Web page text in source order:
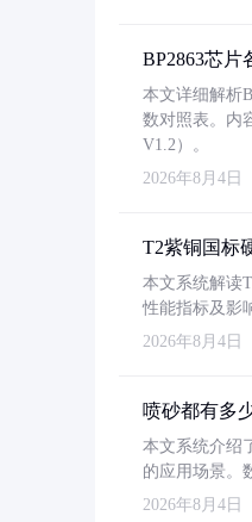
BP2863芯片
本文详细解析
数对照表。内
V1.2）。
2026年8月4日
T2紫铜国标
本文系统解读
性能指标及影
2026年8月4日
喷砂都有多
本文系统介绍
的应用场景。
2026年8月4日